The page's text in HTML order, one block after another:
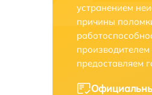
устранением
причины
предоставляем